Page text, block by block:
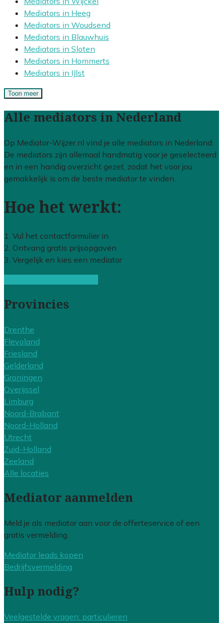
Mediators in Heeg
Mediators in Woudsend
Mediators in Blauwhuis
Mediators in Sloten
Mediators in Hommerts
Mediators in IJlst
Toon meer
Alle mediators in Nederland
Op Mediator-Wijzer.nl vind je alle mediators in Nederland.
De mediators zijn allemaal handmatig voor je geselecteerd
en in een handig overzicht gezet, zodat het voor jou
gemakkelijk is om de beste mediator te vinden.
Hoe het werkt:
1. Vul het contactformulier in
2. Ontvang gratis prijsopgaven
3. Vergelijk en kies een mediator
Provincies
Drenthe
Flevoland
Friesland
Gelderland
Groningen
Overijssel
Limburg
Noord-Brabant
Noord-Holland
Utrecht
Zuid-Holland
Zeeland
Alle locaties
Mediator aanmelden
Meld je als mediator aan voor de offerteservice of een
gratis vermelding.
Mediator leads kopen
Bedrijfsvermelding
Hulp nodig?
Veelgestelde vragen: particulieren